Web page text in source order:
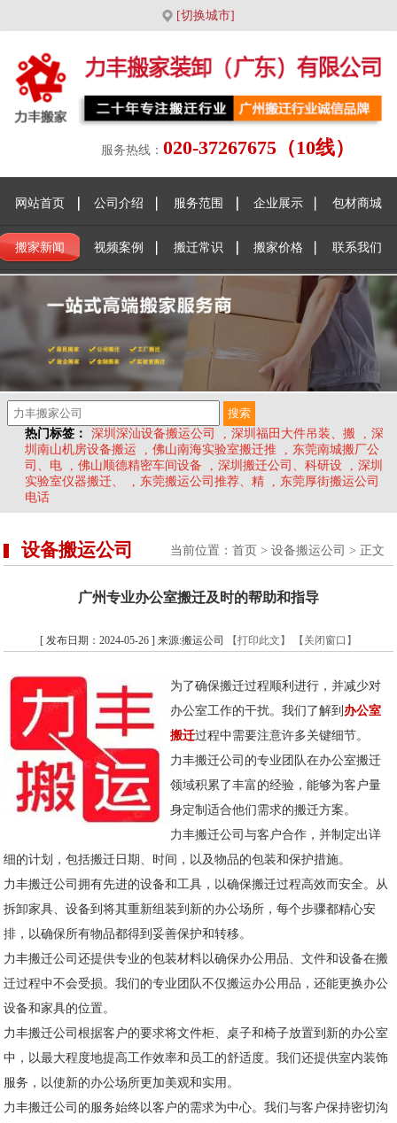
[切换城市]
服务热线： 020-37267675（10线）
网站首页 公司介绍 服务范围 企业展示 包材商城
搬家新闻 视频案例 搬迁常识 搬家价格 联系我们
热门标签： 深圳深汕设备搬运公司 , 深圳福田大件吊装、搬 , 深
圳南山机房设备搬运
, 佛山南海实验室搬迁推 , 东莞南城搬厂公
司、电
, 佛山顺德精密车间设备 , 深圳搬迁公司、科研设 , 深圳
实验室仪器搬迁、
, 东莞搬运公司推荐、精 , 东莞厚街搬运公司
电话
设备搬运公司 当前位置： 首页 > 设备搬运公司 > 正文
广州专业办公室搬迁及时的帮助和指导
[ 发布日期：2024-05-26 ] 来源:搬运公司 【打印此文】 【关闭窗口】
为了确保搬迁过程顺利进行，并减少对
办公室工作的干扰。我们了解到 办公室
搬迁过程中需要注意许多关键细节。
力丰搬迁公司的专业团队在办公室搬迁
领域积累了丰富的经验，能够为客户量
身定制适合他们需求的搬迁方案。
力丰搬迁公司与客户合作，并制定出详
细的计划，包括搬迁日期、时间，以及物品的包装和保护措施。
力丰搬迁公司拥有先进的设备和工具，以确保搬迁过程高效而安全。从
拆卸家具、设备到将其重新组装到新的办公场所，每个步骤都精心安
排，以确保所有物品都得到妥善保护和转移。
力丰搬迁公司还提供专业的包装材料以确保办公用品、文件和设备在搬
迁过程中不会受损。我们的专业团队不仅搬运办公用品，还能更换办公
设备和家具的位置。
力丰搬迁公司根据客户的要求将文件柜、桌子和椅子放置到新的办公室
中，以最大程度地提高工作效率和员工的舒适度。我们还提供室内装饰
服务，以使新的办公场所更加美观和实用。
力丰搬迁公司的服务始终以客户的需求为中心。我们与客户保持密切沟